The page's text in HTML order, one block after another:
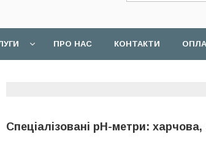
ПРО НАС КОНТАКТИ
Спеціалізовані pH-метри: